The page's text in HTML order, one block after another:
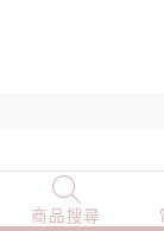
商品搜尋
NEW